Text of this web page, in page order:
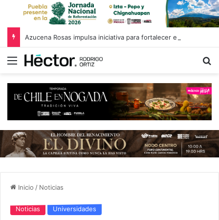
Menú
Inicio / Noticias
Noticias Universidades